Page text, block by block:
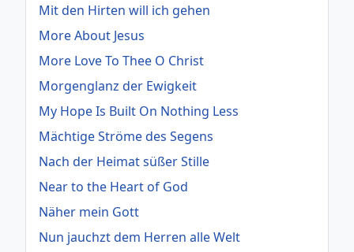
Mit den Hirten will ich gehen
More About Jesus
More Love To Thee O Christ
Morgenglanz der Ewigkeit
My Hope Is Built On Nothing Less
Mächtige Ströme des Segens
Nach der Heimat süßer Stille
Near to the Heart of God
Näher mein Gott
Nun jauchzt dem Herren alle Welt